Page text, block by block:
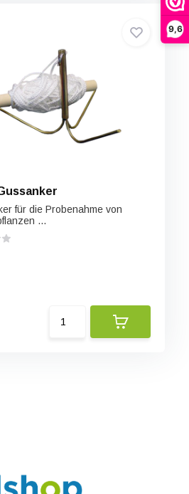
9,6
für die Probenahme von
...